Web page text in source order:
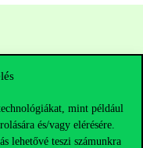
mint például
és/vagy elérésére.
lehetővé teszi számunkra